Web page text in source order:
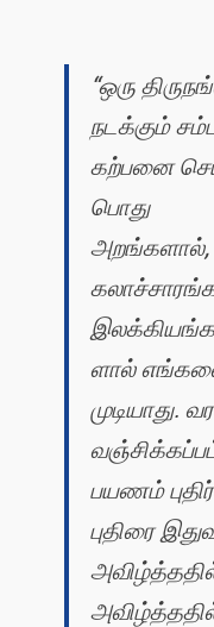
“ஒரு
நடக்கும்
கற்பனை
பொது
அறங்களால்,
ளால்
முடியாது.
பயணம்
புதிரை